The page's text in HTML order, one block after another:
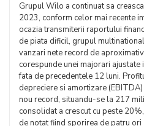
Grupul Wilo a continuat sa
2023, conform celor mai recente
ocazia transmiterii raportului
de piata dificil, grupul
vanzari nete record de
corespunde unei majorari
fata de precedentele 12 luni.
depreciere si amortizare
nou record, situandu-se la 217
consolidat a crescut cu peste
de notat fiind sporirea de patru